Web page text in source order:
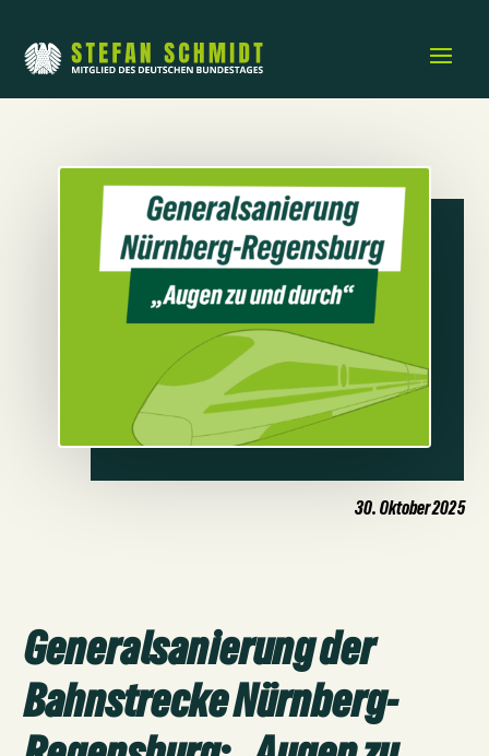
30. Oktober 2025
Generalsanierung der
Bahnstrecke Nürnberg-